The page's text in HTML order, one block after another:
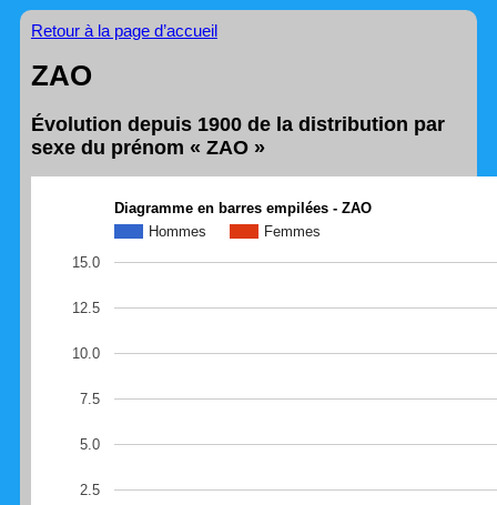
Retour à la page d’accueil
ZAO
Évolution depuis 1900 de la distribution par
sexe du prénom « ZAO »
Diagramme en barres empilées - ZAO
Hommes
Femmes
2.5
5.0
7.5
10.0
12.5
15.0